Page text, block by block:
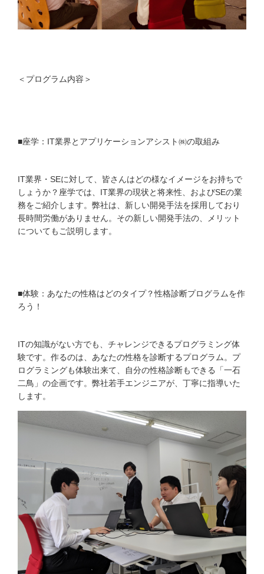
＜プログラム内容＞
■座学：IT業界とアプリケーションアシスト㈱の取組み
IT業界・SEに対して、皆さんはどの様なイメージをお持ちで
しょうか？座学では、IT業界の現状と将来性、およびSEの業
務をご紹介します。弊社は、新しい開発手法を採用しており
長時間労働がありません。その新しい開発手法の、メリット
についてもご説明します。
■体験：あなたの性格はどのタイプ？性格診断プログラムを作
ろう！
ITの知識がない方でも、チャレンジできるプログラミング体
験です。作るのは、あなたの性格を診断するプログラム。プ
ログラミングも体験出来て、自分の性格診断もできる「一石
二鳥」の企画です。弊社若手エンジニアが、丁寧に指導いた
します。